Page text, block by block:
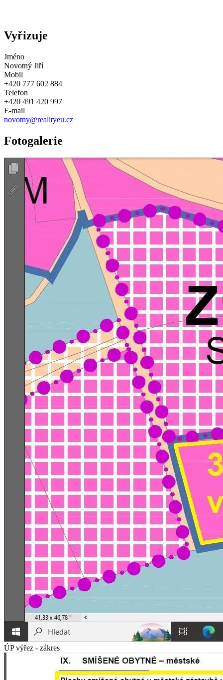
Vyřizuje
Jméno
Novotný Jiří
Mobil
+420 777 602 884
Telefon
+420 491 420 997
E-mail
novotny@realityeu.cz
Fotogalerie
ÚP výřez - zákres